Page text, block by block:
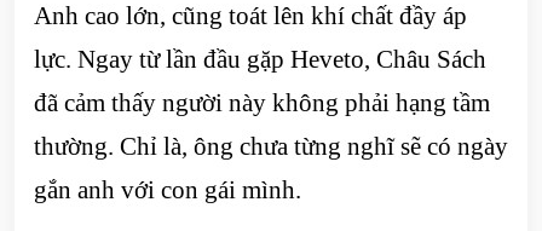
Anh cao lớn, cũng toát lên khí chất đầy áp
lực. Ngay từ lần đầu gặp Heveto, Châu Sách
đã cảm thấy người này không phải hạng tầm
thường. Chỉ là, ông chưa từng nghĩ sẽ có ngày
gắn anh với con gái mình.